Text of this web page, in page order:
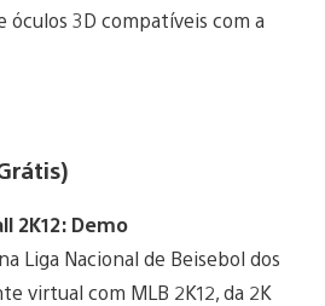
óculos 3D compatíveis com a
2K12: Demo
Liga Nacional de Beisebol dos
virtual com MLB 2K12, da 2K